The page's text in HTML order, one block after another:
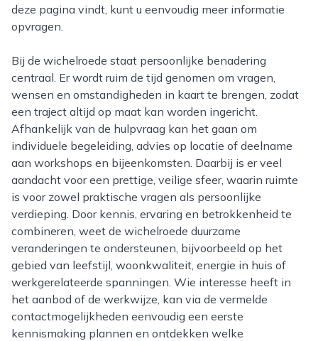
deze pagina vindt, kunt u eenvoudig meer informatie
opvragen.
Bij de wichelroede staat persoonlijke benadering
centraal. Er wordt ruim de tijd genomen om vragen,
wensen en omstandigheden in kaart te brengen, zodat
een traject altijd op maat kan worden ingericht.
Afhankelijk van de hulpvraag kan het gaan om
individuele begeleiding, advies op locatie of deelname
aan workshops en bijeenkomsten. Daarbij is er veel
aandacht voor een prettige, veilige sfeer, waarin ruimte
is voor zowel praktische vragen als persoonlijke
verdieping. Door kennis, ervaring en betrokkenheid te
combineren, weet de wichelroede duurzame
veranderingen te ondersteunen, bijvoorbeeld op het
gebied van leefstijl, woonkwaliteit, energie in huis of
werkgerelateerde spanningen. Wie interesse heeft in
het aanbod of de werkwijze, kan via de vermelde
contactmogelijkheden eenvoudig een eerste
kennismaking plannen en ontdekken welke